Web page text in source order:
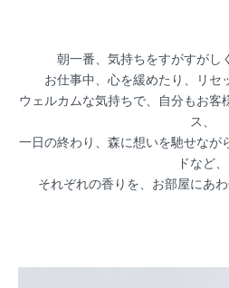
朝一番、気持ちをすがすがし
お仕事中、心を緩めたり、リセ
ウェルカムな気持ちで、自分もお客
ス、
一日の終わり、森に想いを馳せなが
ドなど、
それぞれの香りを、お部屋にあ